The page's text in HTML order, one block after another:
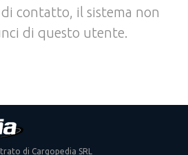
di contatto, il sistema non
di questo utente.
di Cargopedia SRL